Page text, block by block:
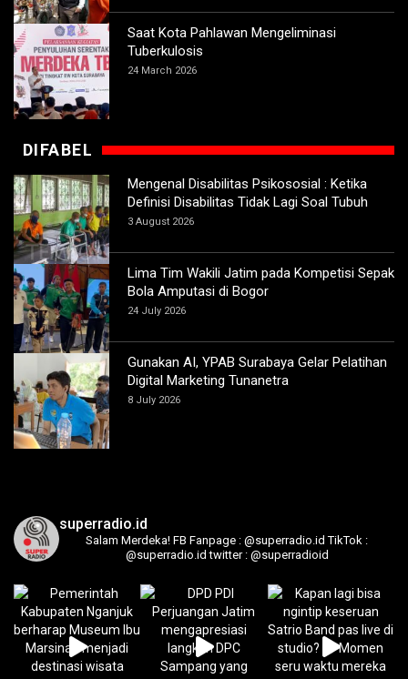
Saat Kota Pahlawan Mengeliminasi
Tuberkulosis
24 March 2026
DIFABEL
Mengenal Disabilitas Psikososial : Ketika
Definisi Disabilitas Tidak Lagi Soal Tubuh
3 August 2026
Lima Tim Wakili Jatim pada Kompetisi Sepak
Bola Amputasi di Bogor
24 July 2026
Gunakan AI, YPAB Surabaya Gelar Pelatihan
Digital Marketing Tunanetra
8 July 2026
superradio.id
Salam Merdeka! FB Fanpage : @superradio.id TikTok :
@superradio.id twitter : @superradioid